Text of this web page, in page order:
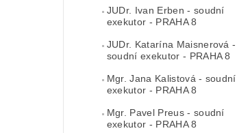
JUDr. Ivan Erben - soudní
exekutor - PRAHA 8
JUDr. Katarína Maisnerová -
soudní exekutor - PRAHA 8
Mgr. Jana Kalistová - soudní
exekutor - PRAHA 8
Mgr. Pavel Preus - soudní
exekutor - PRAHA 8